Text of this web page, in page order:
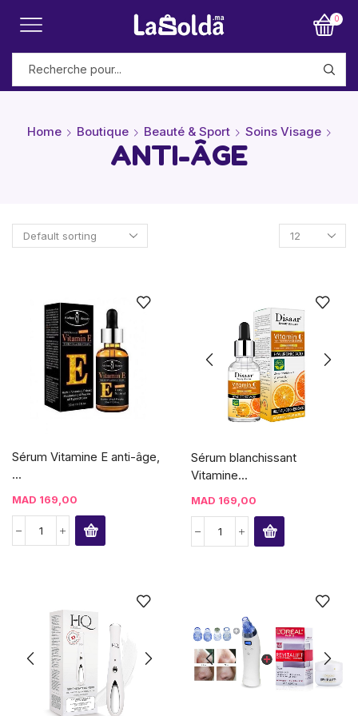
0
Home Boutique Beauté & Sport Soins Visage
ANTI-ÂGE
Sérum Vitamine E anti-âge,
...
MAD 169,00
Sérum blanchissant
Vitamine...
MAD 169,00